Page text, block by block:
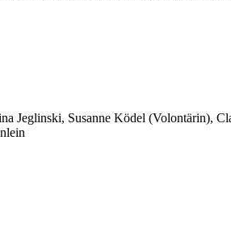
Jeglinski, Susanne Ködel (Volontärin),